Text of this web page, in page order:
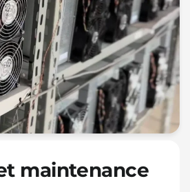
maintenance